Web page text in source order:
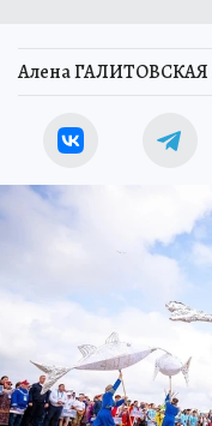
Алена ГАЛИТОВСКАЯ